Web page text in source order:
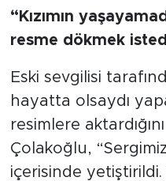
“Kızımın
resme dökmek
Eski sevgilisi
hayatta olsaydı
resimlere
Çolakoğlu,
içerisinde yetiştirildi.